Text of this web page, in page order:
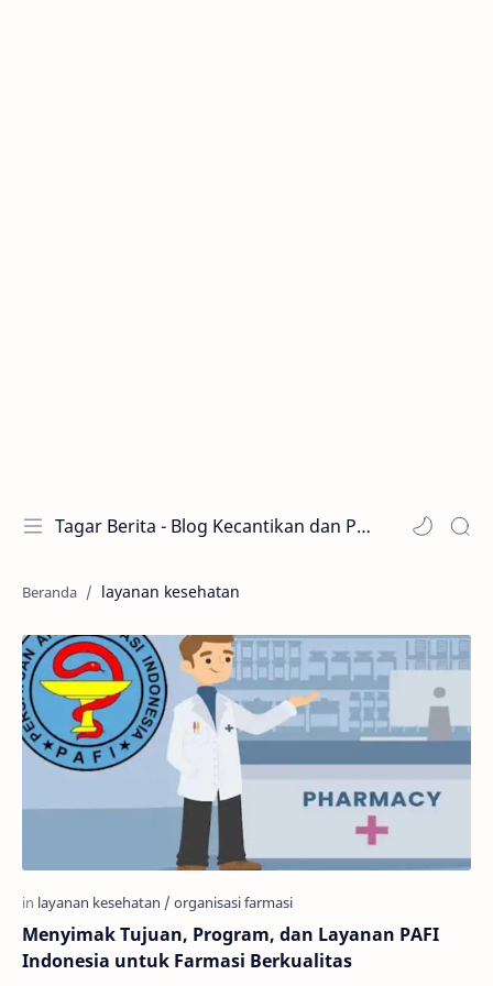
Tagar Berita - Blog Kecantikan dan Perawatan
layanan kesehatan
Menyimak Tujuan, Program, dan Layanan PAFI
Indonesia untuk Farmasi Berkualitas